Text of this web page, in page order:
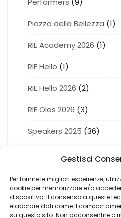
Gestisci
Per fornire le migliori esperienze,
cookie per memorizzare e/o
dispositivo. Il consenso a queste
elaborare dati come il
su questo sito. Non acconsentire o
Performers (9)
Piazza della Bellezza (1)
RIE Academy 2026 (1)
RIE Hello (1)
RIE Hello 2026 (2)
RIE Olos 2026 (3)
Speakers 2025 (36)
Totem Olos(3)